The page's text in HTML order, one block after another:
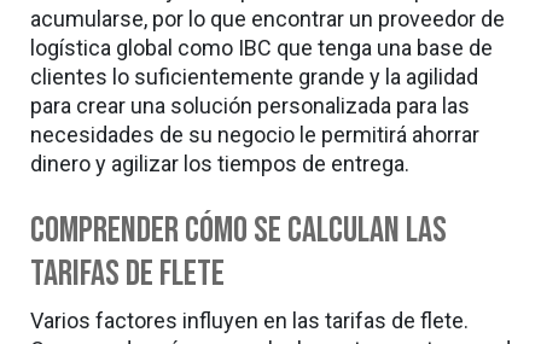
acumularse, por lo que encontrar un proveedor de
logística global como IBC que tenga una base de
clientes lo suficientemente grande y la agilidad
para crear una solución personalizada para las
necesidades de su negocio le permitirá ahorrar
dinero y agilizar los tiempos de entrega.
Comprender cómo se calculan las
tarifas de flete
Varios factores influyen en las tarifas de flete.